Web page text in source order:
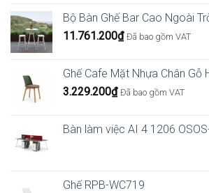
Bộ Bàn Ghế Bar Cao Ngoài
11.761.200₫ Đã bao gồm VAT
Ghế Cafe Mặt Nhựa Chân Gỗ
3.229.200₫ Đã bao gồm VAT
Bàn làm việc AI 4 1206
Ghế RPB-WC719